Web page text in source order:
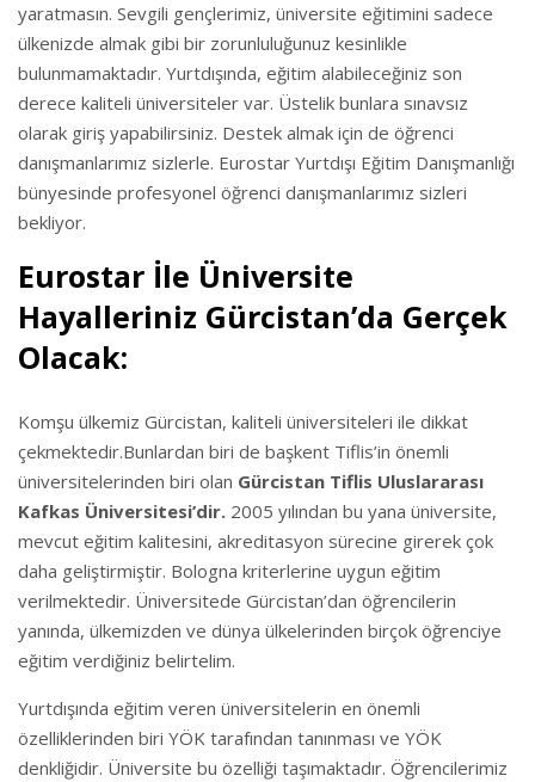
yaratmasın. Sevgili gençlerimiz, üniversite eğitimini sadece
ülkenizde almak gibi bir zorunluluğunuz kesinlikle
bulunmamaktadır. Yurtdışında, eğitim alabileceğiniz son
derece kaliteli üniversiteler var. Üstelik bunlara sınavsız
olarak giriş yapabilirsiniz. Destek almak için de öğrenci
danışmanlarımız sizlerle. Eurostar Yurtdışı Eğitim Danışmanlığı
bünyesinde profesyonel öğrenci danışmanlarımız sizleri
bekliyor.
Eurostar İle Üniversite
Hayalleriniz Gürcistan’da Gerçek
Olacak:
Komşu ülkemiz Gürcistan, kaliteli üniversiteleri ile dikkat
çekmektedir.Bunlardan biri de başkent Tiflis’in önemli
üniversitelerinden biri olan Gürcistan Tiflis Uluslararası
Kafkas Üniversitesi’dir. 2005 yılından bu yana üniversite,
mevcut eğitim kalitesini, akreditasyon sürecine girerek çok
daha geliştirmiştir. Bologna kriterlerine uygun eğitim
verilmektedir. Üniversitede Gürcistan’dan öğrencilerin
yanında, ülkemizden ve dünya ülkelerinden birçok öğrenciye
eğitim verdiğiniz belirtelim.
Yurtdışında eğitim veren üniversitelerin en önemli
özelliklerinden biri YÖK tarafından tanınması ve YÖK
denkliğidir. Üniversite bu özelliği taşımaktadır. Öğrencilerimiz